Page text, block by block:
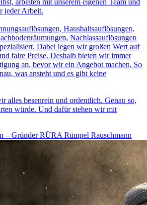
arbeiten mit unserem eigenen Team und
jeder Arbeit.
Haushaltsauflösungen,
Nachlassauflösungen
Dabei legen wir großen Wert auf
faire Preise. Deshalb bieten wir immer
an, bevor wir ein Angebot machen. So
was ansteht und es gibt keine
alles besenrein und ordentlich. Genau so,
würde. Und dafür stehen wir mit